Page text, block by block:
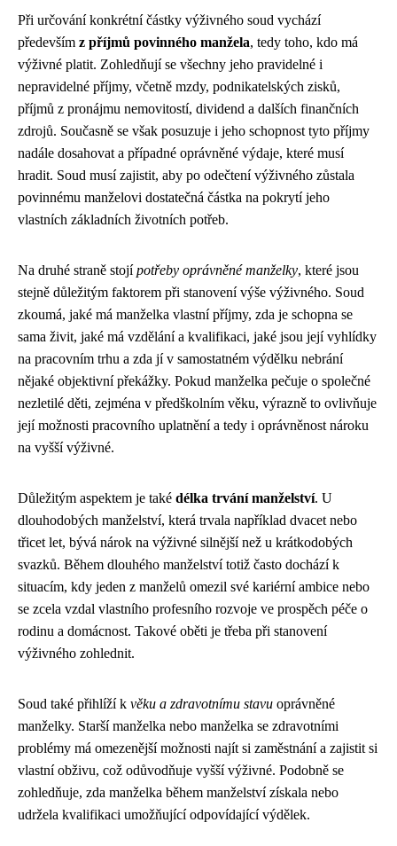
Při určování konkrétní částky výživného soud vychází
především z příjmů povinného manžela, tedy toho, kdo má
výživné platit. Zohledňují se všechny jeho pravidelné i
nepravidelné příjmy, včetně mzdy, podnikatelských zisků,
příjmů z pronájmu nemovitostí, dividend a dalších finančních
zdrojů. Současně se však posuzuje i jeho schopnost tyto příjmy
nadále dosahovat a případné oprávněné výdaje, které musí
hradit. Soud musí zajistit, aby po odečtení výživného zůstala
povinnému manželovi dostatečná částka na pokrytí jeho
vlastních základních životních potřeb.
Na druhé straně stojípotřeby oprávněné manželky, které jsou
stejně důležitým faktorem při stanovení výše výživného. Soud
zkoumá, jaké má manželka vlastní příjmy, zda je schopna se
sama živit, jaké má vzdělání a kvalifikaci, jaké jsou její vyhlídky
na pracovním trhu a zda jí v samostatném výdělku nebrání
nějaké objektivní překážky. Pokud manželka pečuje o společné
nezletilé děti, zejména v předškolním věku, výrazně to ovlivňuje
její možnosti pracovního uplatnění a tedy i oprávněnost nároku
na vyšší výživné.
Důležitým aspektem je také délka trvání manželství. U
dlouhodobých manželství, která trvala například dvacet nebo
třicet let, bývá nárok na výživné silnější než u krátkodobých
svazků. Během dlouhého manželství totiž často dochází k
situacím, kdy jeden z manželů omezil své kariérní ambice nebo
se zcela vzdal vlastního profesního rozvoje ve prospěch péče o
rodinu a domácnost. Takové oběti je třeba při stanovení
výživného zohlednit.
Soud také přihlíží k věku a zdravotnímu stavu oprávněné
manželky. Starší manželka nebo manželka se zdravotními
problémy má omezenější možnosti najít si zaměstnání a zajistit si
vlastní obživu, což odůvodňuje vyšší výživné. Podobně se
zohledňuje, zda manželka během manželství získala nebo
udržela kvalifikaci umožňující odpovídající výdělek.